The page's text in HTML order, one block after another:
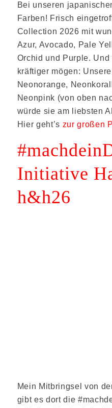
Bei unseren
Farben! Frisch
Collection 2026 mit
Azur, Avocado, Pale
Orchid und Purple.
kräftiger mögen:
Neonorange,
Neonpink (von oben
würde sie am liebsten
Hier geht’s zur großen
Initiative
h&h26
Mein Mitbringsel von
gibt es dort die